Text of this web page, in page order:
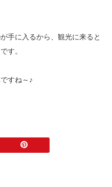
手に入るから、観光に来ると
す。
すね～♪